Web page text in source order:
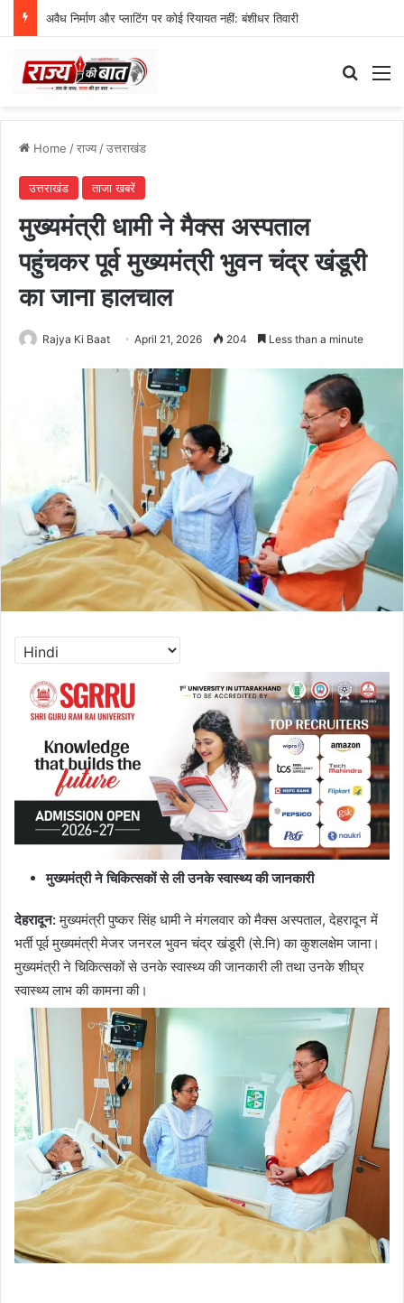
अवैध निर्माण और प्लाटिंग पर कोई रियायत नहीं: बंशीधर तिवारी
Home /राज्य/उत्तराखंड
उत्तराखंड ताजा खबरें
मुख्यमंत्री धामी ने मैक्स अस्पताल
पहुंचकर पूर्व मुख्यमंत्री भुवन चंद्र खंडूरी
का जाना हालचाल
Rajya Ki Baat April 21, 2026 204 Less than a minute
मुख्यमंत्री ने चिकित्सकों से ली उनके स्वास्थ्य की जानकारी
देहरादून:मुख्यमंत्री पुष्कर सिंह धामी ने मंगलवार को मैक्स अस्पताल, देहरादून में
भर्ती पूर्व मुख्यमंत्री मेजर जनरल भुवन चंद्र खंडूरी (से.नि) का कुशलक्षेम जाना।
मुख्यमंत्री ने चिकित्सकों से उनके स्वास्थ्य की जानकारी ली तथा उनके शीघ्र
स्वास्थ्य लाभ की कामना की।